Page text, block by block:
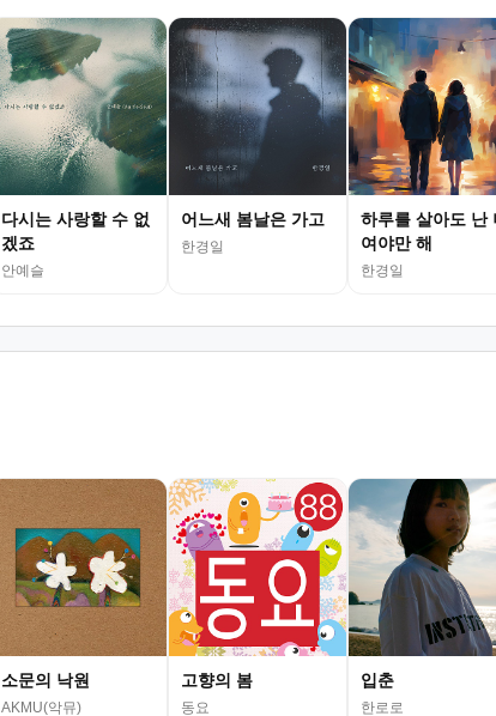
다시는 사랑할 수 없
겠죠
안예슬
어느새 봄날은 가고
한경일
하루를 살아도 난
여야만 해
한경일
소문의 낙원
AKMU(악뮤)
고향의 봄
동요
입춘
한로로